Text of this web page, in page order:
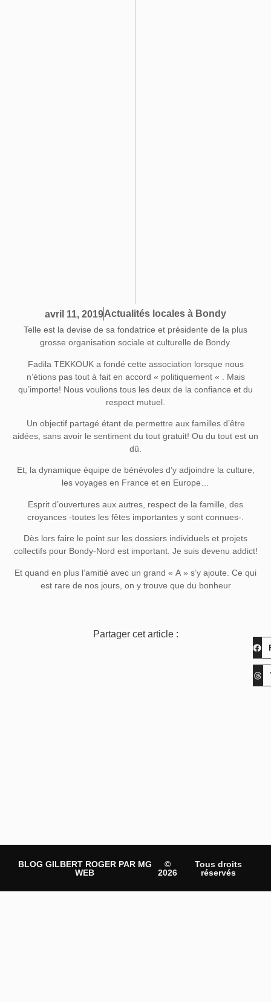
avril 11, 2019Actualités locales à Bondy
Telle est la devise de sa fondatrice et présidente de la plus
grosse organisation sociale et culturelle de Bondy.
Fadila TEKKOUK a fondé cette association lorsque nous
n’étions pas tout à fait en accord « politiquement « . Mais
qu’importe! Nous voulions tous les deux de la confiance et du
respect mutuel.
Un objectif partagé étant de permettre aux familles d’être
aidées, sans avoir le sentiment du tout gratuit! Ou du tout est un
dû.
Et, la dynamique équipe de bénévoles d’y adjoindre la culture,
les voyages en France et en Europe…
Esprit d’ouvertures aux autres, respect de la famille, des
croyances -toutes les fêtes importantes y sont connues-.
Dès lors faire le point sur les dossiers individuels et projets
collectifs pour Bondy-Nord est important. Je suis devenu addict!
Et quand en plus l’amitié avec un grand « A » s’y ajoute. Ce qui
est rare de nos jours, on y trouve que du bonheur
Partager cet article :
BLOG GILBERT ROGER PAR MG
WEB
©
2026
Tous droits
réservés